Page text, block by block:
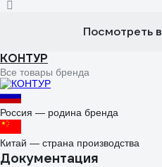
Посмотреть
КОНТУР
Все товары бренда
Россия — родина бренда
Китай — страна производства
Документация